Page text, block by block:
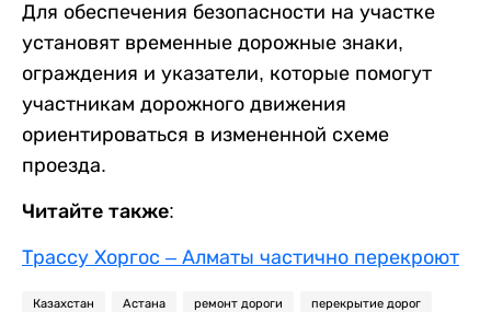
Для обеспечения безопасности на участке
установят временные дорожные знаки,
ограждения и указатели, которые помогут
участникам дорожного движения
ориентироваться в измененной схеме
проезда.
Читайте также:
Трассу Хоргос – Алматы частично перекроют
Казахстан Астана ремонт дороги перекрытие дорог